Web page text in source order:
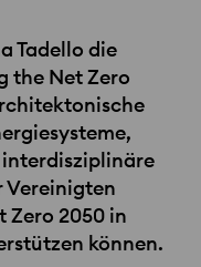
Tadello die
the Net Zero
Vereinigten
Zero 2050 in
können.